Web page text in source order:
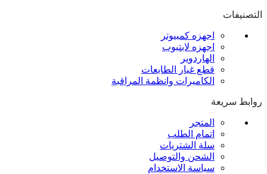
التصنيفات
اجهزه كمبيوتر
اجهزه لابتبوب
الهاردوير
قطع غيار الطابعات
الكاميرات وانظمة المراقبة
روابط سريعة
المتجر
اتمام الطلب
سلة الشتريات
الشحن والتوصيل
سياسة الاستخدام